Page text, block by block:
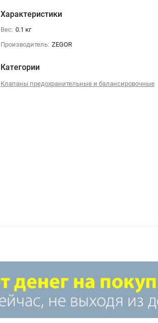
Характеристики
Вес: 0.1 кг
Производитель: ZEGOR
Категории
Клапаны предохранительные и балансировочные